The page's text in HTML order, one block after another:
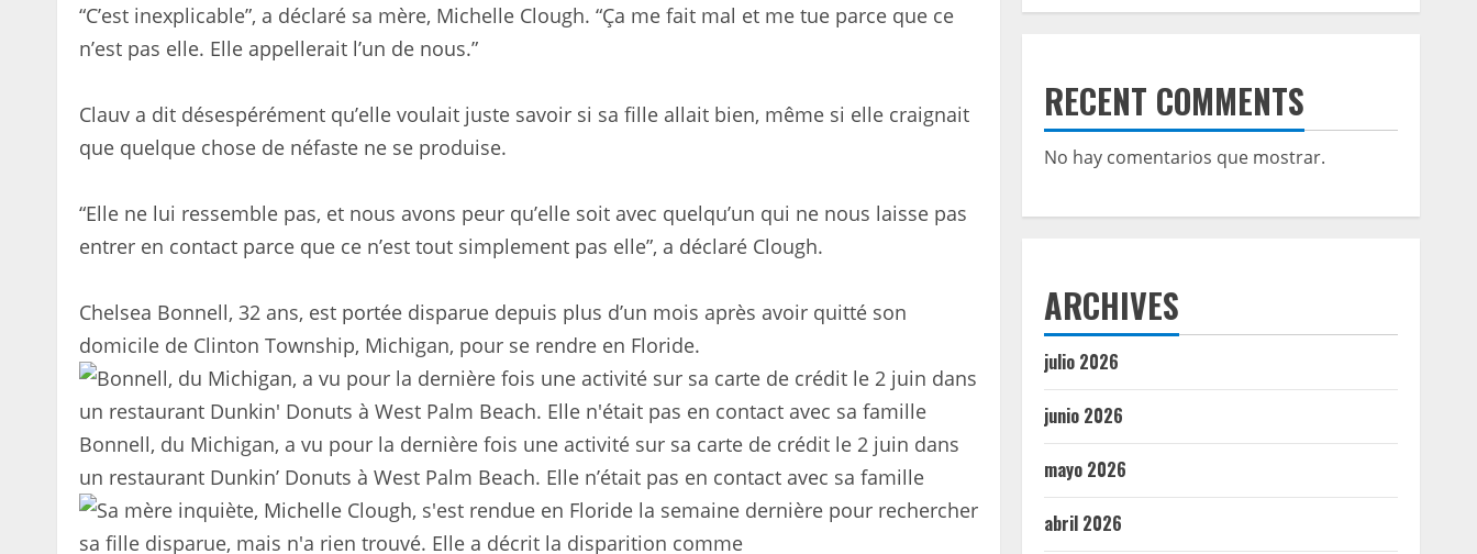
“C’est inexplicable”, a déclaré sa mère, Michelle Clough. “Ça me fait mal et me tue parce que ce
n’est pas elle. Elle appellerait l’un de nous.”
Clauv a dit désespérément qu’elle voulait juste savoir si sa fille allait bien, même si elle craignait
que quelque chose de néfaste ne se produise.
“Elle ne lui ressemble pas, et nous avons peur qu’elle soit avec quelqu’un qui ne nous laisse pas
entrer en contact parce que ce n’est tout simplement pas elle”, a déclaré Clough.
Chelsea Bonnell, 32 ans, est portée disparue depuis plus d’un mois après avoir quitté son
domicile de Clinton Township, Michigan, pour se rendre en Floride.
Bonnell, du Michigan, a vu pour la dernière fois une activité sur sa carte de crédit le 2 juin dans
un restaurant Dunkin’ Donuts à West Palm Beach. Elle n’était pas en contact avec sa famille
RECENT COMMENTS
No hay comentarios que mostrar.
ARCHIVES
julio 2026
junio 2026
mayo 2026
abril 2026